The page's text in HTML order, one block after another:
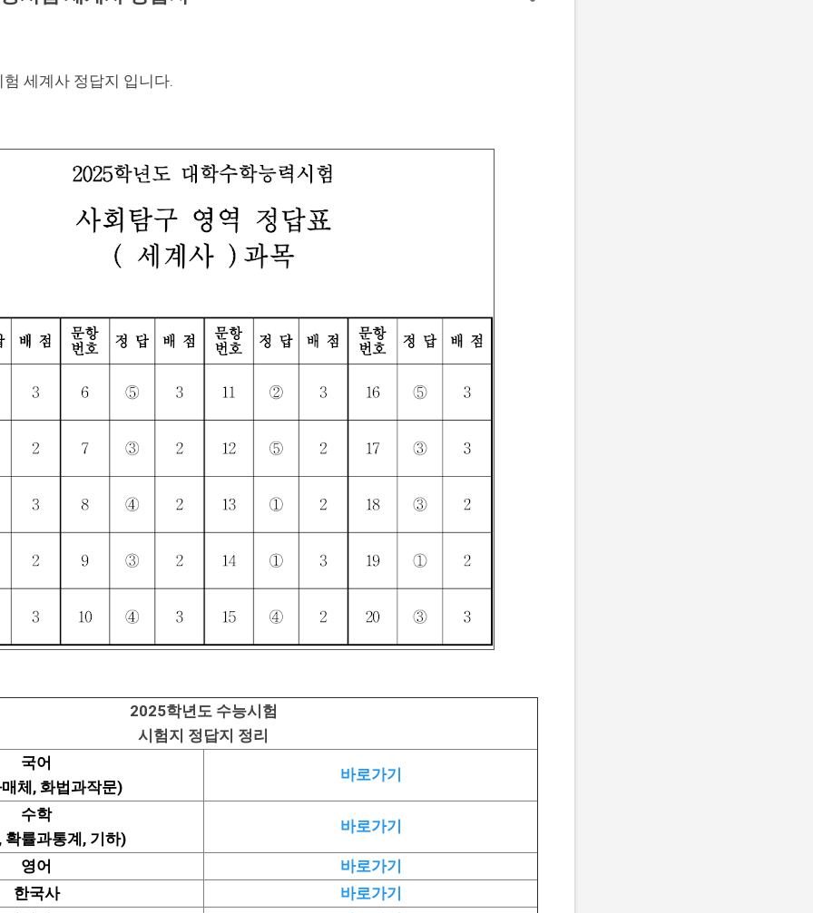
세계사 정답지 입니다.
2025학년도 수능시험
시험지 정답지 정리
국어
체, 화법과작문)
바로가기
수학
확률과통계, 기하)
바로가기
영어
바로가기
한국사
바로가기